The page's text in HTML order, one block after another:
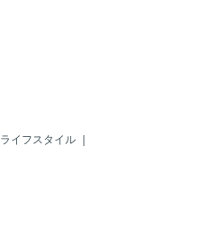
ライフスタイル ｜